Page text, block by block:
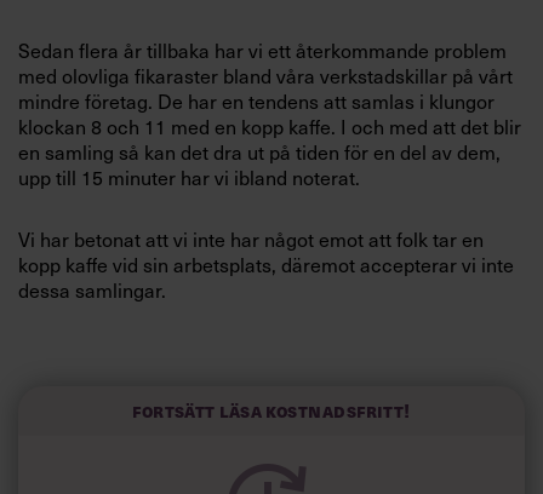
Villkor och policy för
personuppgiftsbehandling
Sök
efter:
Sedan flera år tillbaka har vi ett återkommande problem
med olovliga fikaraster bland våra verkstadskillar på vårt
mindre företag. De har en tendens att samlas i klungor
klockan 8 och 11 med en kopp kaffe. I och med att det blir
en samling så kan det dra ut på tiden för en del av dem,
upp till 15 minuter har vi ibland noterat.
Vi har betonat att vi inte har något emot att folk tar en
kopp kaffe vid sin arbetsplats, däremot accepterar vi inte
dessa samlingar.
slutar de klockan 12). Fikarasterna är klockan 9 och 14.30
med lunch klockan 12. Eftermiddagsfikat bjuder företaget
Fortsätt läsa kostnadsfritt!